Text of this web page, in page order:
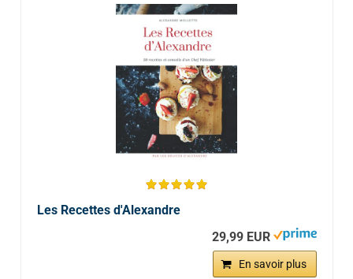
Les Recettes d'Alexandre
29,99 EUR
En savoir plus